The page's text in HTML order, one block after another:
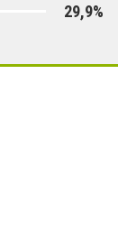
29,9%